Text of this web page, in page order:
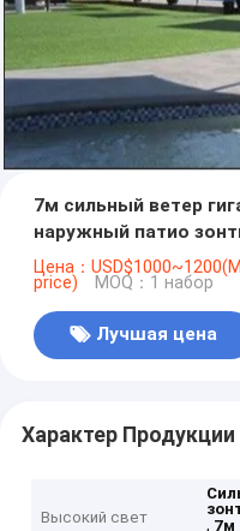
7м сильный ветер
наружный патио
огнями
Цена：
price) MOQ：1 набор
Лучшая цена
Характер Продукции
Высокий свет
, 7м